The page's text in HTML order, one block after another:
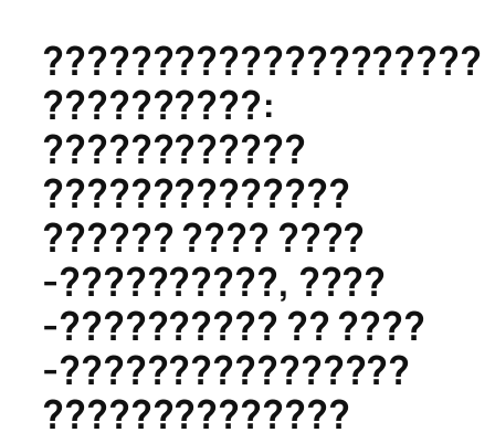
????????????????????
??????????:
????????????
??????????????
?????? ???? ????
-??????????, ????
-?????????? ?? ????
-????????????????
??????????????